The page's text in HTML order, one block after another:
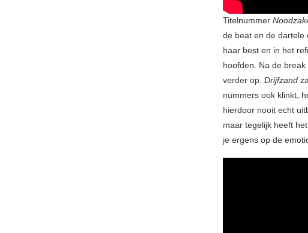
Titelnummer
de beat en de dartele
haar best en in het
hoofden. Na de
verder op. Drijfzand
nummers ook klinkt,
hierdoor nooit echt
maar tegelijk heeft
je ergens op de